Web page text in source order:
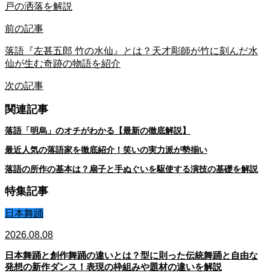
戸の洒落を解説
前の記事
落語『左甚五郎 竹の水仙』とは？天才彫師が竹に刻んだ水
仙が生む奇跡の物語を紹介
次の記事
関連記事
落語「明烏」のオチがわかる【最新の徹底解説】
最近人気の落語家を徹底紹介！笑いの実力派が勢揃い
落語の所作の基本は？扇子と手ぬぐいを駆使する演技の基礎を解説
特集記事
日本舞踊
2026.08.08
日本舞踊と創作舞踊の違いとは？型に則った伝統舞踊と自由な
発想の新作ダンス！表現の枠組みや題材の違いを解説